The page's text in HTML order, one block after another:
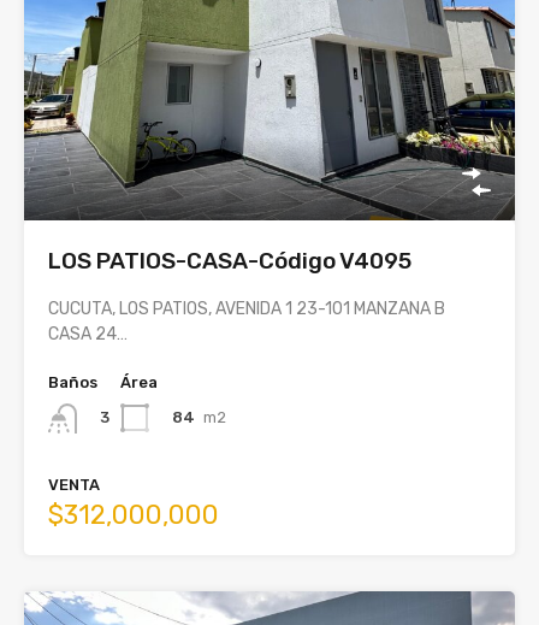
LOS PATIOS-CASA-Código V4095
CUCUTA, LOS PATIOS, AVENIDA 1 23-101 MANZANA B
CASA 24…
Baños
3
Área
84 m2
VENTA
$312,000,000